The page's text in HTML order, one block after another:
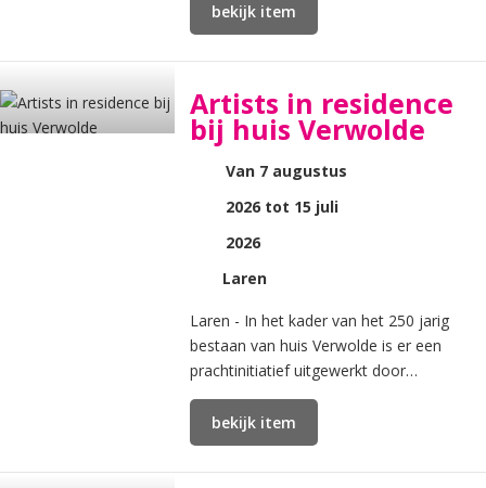
bekijk item
Artists in residence
bij huis Verwolde
Van 7 augustus
2026 tot 15 juli
2026
Laren
Laren - In het kader van het 250 jarig
bestaan van huis Verwolde is er een
prachtinitiatief uitgewerkt door
enthousiaste vrijwilligers.
bekijk item